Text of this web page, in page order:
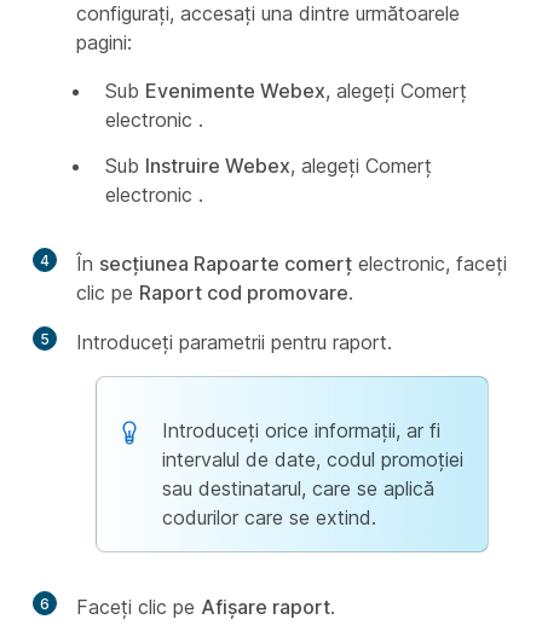
configurați, accesați una dintre următoarele
pagini:
Sub Evenimente Webex, alegeți Comerț
electronic .
Sub Instruire Webex, alegeți Comerț
electronic .
4 În secțiunea Rapoarte comerț electronic, faceți
clic pe Raport cod promovare.
5 Introduceți parametrii pentru raport.
Introduceți orice informații, ar fi
intervalul de date, codul promoției
sau destinatarul, care se aplică
codurilor care se extind.
6 Faceți clic pe Afișare raport.